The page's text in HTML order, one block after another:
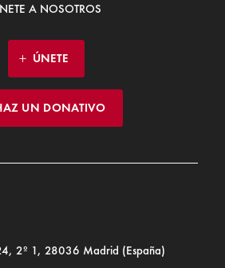
A NOSOTROS
ÚNETE
UN DONATIVO
2º 1, 28036 Madrid (España)